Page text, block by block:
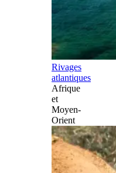
Rivages
atlantiques
Afrique
et
Moyen-
Orient